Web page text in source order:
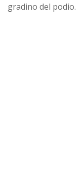
gradino del podio.